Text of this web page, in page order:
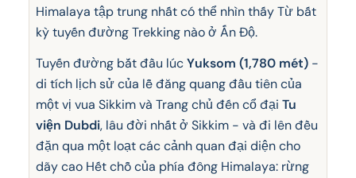
Himalaya tập trung nhất có thể nhìn thấy Từ bất
kỳ tuyến đường Trekking nào ở Ấn Độ.
Tuyến đường bắt đầu lúcYuksom (1,780 mét)-
di tích lịch sử của lễ đăng quang đầu tiên của
một vị vua Sikkim và Trang chủ đến cổ đại Tu
viện Dubdi, lâu đời nhất ở Sikkim - và đi lên đều
đặn qua một loạt các cảnh quan đại diện cho
dãy cao Hết chỗ của phía đông Himalaya: rừng